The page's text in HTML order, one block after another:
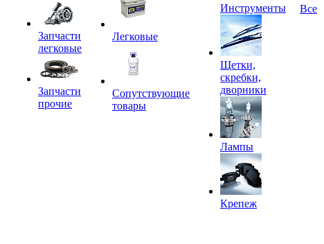
Запчасти
легковые
Запчасти
прочие
Легковые
Сопутствующие
товары
Инструменты
Щетки,
скребки,
дворники
Лампы
Крепеж
Все